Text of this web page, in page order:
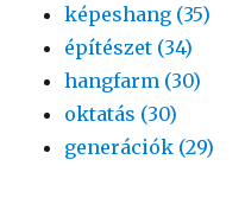
képeshang (35)
építészet (34)
hangfarm (30)
oktatás (30)
generációk (29)